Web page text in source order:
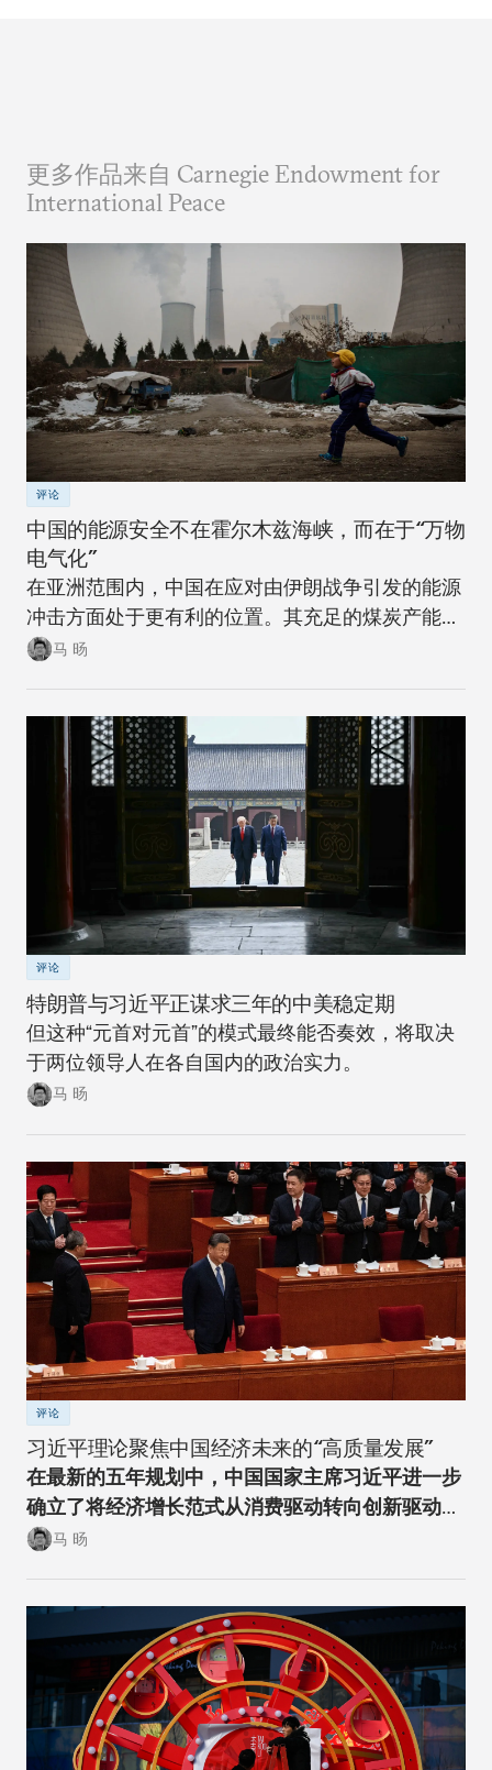
更多作品来自 Carnegie Endowment for
International Peace
评论
中国的能源安全不在霍尔木兹海峡，而在于“万物
电气化”
在亚洲范围内，中国在应对由伊朗战争引发的能源
冲击方面处于更有利的位置。其充足的煤炭产能可
以在短期内确保稳定。同时，随着该国逐步推进摆
马 旸
评论
特朗普与习近平正谋求三年的中美稳定期
但这种“元首对元首”的模式最终能否奏效，将取决
于两位领导人在各自国内的政治实力。
马 旸
评论
习近平理论聚焦中国经济未来的“高质量发展”
在最新的五年规划中，中国国家主席习近平进一步
确立了将经济增长范式从消费驱动转向创新驱动的
经济转型方向。
马 旸